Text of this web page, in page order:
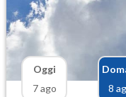
Oggi
7 ago
8